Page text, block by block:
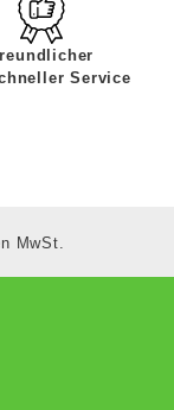
Service
MwSt.